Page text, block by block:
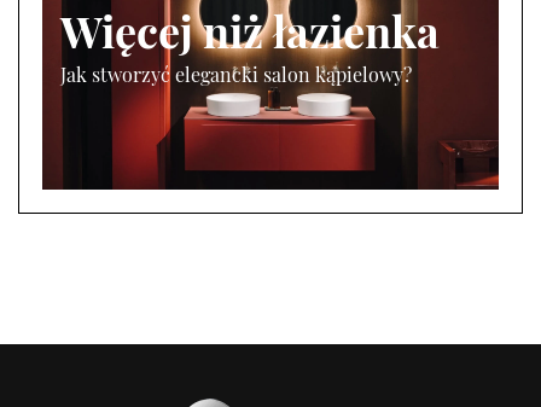
Więcej niż łazienka
Jak stworzyć elegancki salon kąpielowy?